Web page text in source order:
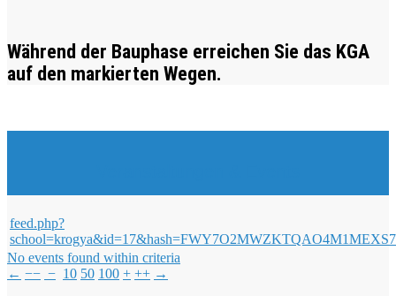
Während der Bauphase erreichen Sie das KGA
auf den markierten Wegen.
feed.php?
No events found within criteria
← −− − 10 50 100 + ++ →